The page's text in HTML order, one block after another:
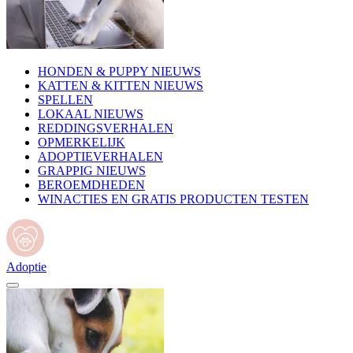
HONDEN & PUPPY NIEUWS
KATTEN & KITTEN NIEUWS
SPELLEN
LOKAAL NIEUWS
REDDINGSVERHALEN
OPMERKELIJK
ADOPTIEVERHALEN
GRAPPIG NIEUWS
BEROEMDHEDEN
WINACTIES EN GRATIS PRODUCTEN TESTEN
Adoptie